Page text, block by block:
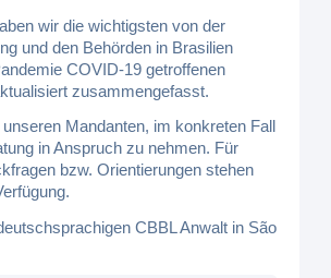
wir die wichtigsten von der
und den Behörden in Brasilien
COVID-19 getroffenen
zusammengefasst.
Mandanten, im konkreten Fall
in Anspruch zu nehmen. Für
bzw. Orientierungen stehen
CBBL Anwalt in São